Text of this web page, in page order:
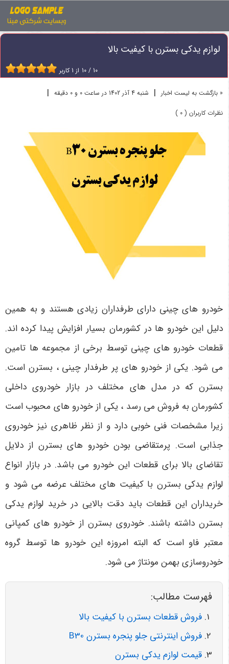
لوازم یدکی بسترن با کیفیت بالا
لوازم یدکی بسترن با کیفیت بالا
10 / 10 از 1 کاربر
« بازگشت به لیست اخبار | شنبه 4 آذر 1402 در ساعت 0 و 0 دقیقه |
نظرات کاربران ( 0 )
خودرو های چینی دارای طرفداران زیادی هستند و به همین
دلیل این خودرو ها در کشورمان بسیار افزایش پیدا کرده اند.
قطعات خودرو های چینی توسط برخی از مجموعه ها تامین
می شود. یکی از خودرو های پر طرفدار چینی ، بسترن است.
بسترن که در مدل های مختلف در بازار خودروی داخلی
کشورمان به فروش می رسد ، یکی از خودرو های محبوب است
زیرا مشخصات فنی خوبی دارد و از نظر ظاهری نیز خودروی
جذابی است. پرمتقاضی بودن خودرو های بسترن از دلایل
تقاضای بالا برای قطعات این خودرو می باشد. در بازار انواع
لوازم یدکی بسترن با کیفیت های مختلف عرضه می شود و
خریداران این قطعات باید دقت بالایی در خرید لوازم یدکی
بسترن داشته باشند. خودروی بسترن از خودرو های کمپانی
معتبر فاو است که البته امروزه این خودرو ها توسط گروه
خودروسازی بهمن مونتاژ می شود.
فهرست مطالب:
فروش قطعات بسترن با کیفیت بالا
فروش اینترنتی جلو پنجره بسترن B30
قیمت لوازم یدکی بسترن